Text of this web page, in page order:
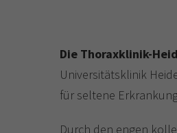
Die Thoraxklinik-
Universitätsklinik
für seltene
Durch den engen